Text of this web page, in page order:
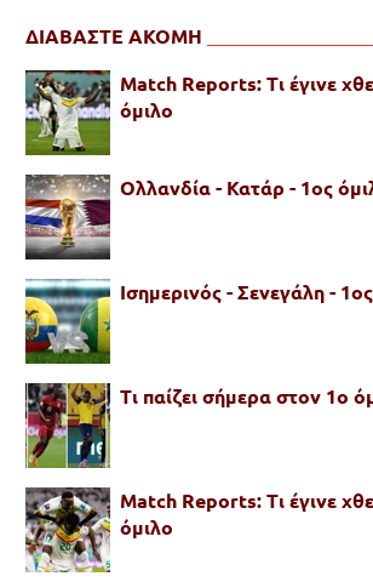
ΔΙΑΒΑΣΤΕ ΑΚΟΜΗ
Match Reports: Τι έγινε
όμιλο
Ολλανδία - Κατάρ - 1ος
Ισημερινός - Σενεγάλη -
Τι παίζει σήμερα στον 1ο
Match Reports: Τι έγινε
όμιλο